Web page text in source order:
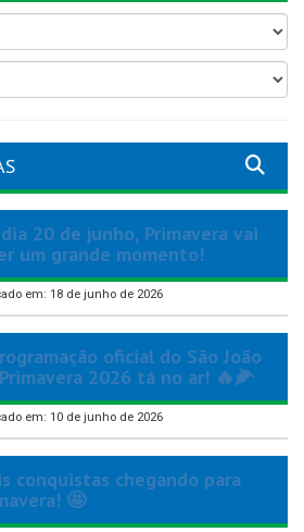
20 de junho, Primavera vai
um grande momento!
em: 18 de junho de 2026
oficial do São João
2026 tá no ar! 🔥🌽
em: 10 de junho de 2026
conquistas chegando para
🤩